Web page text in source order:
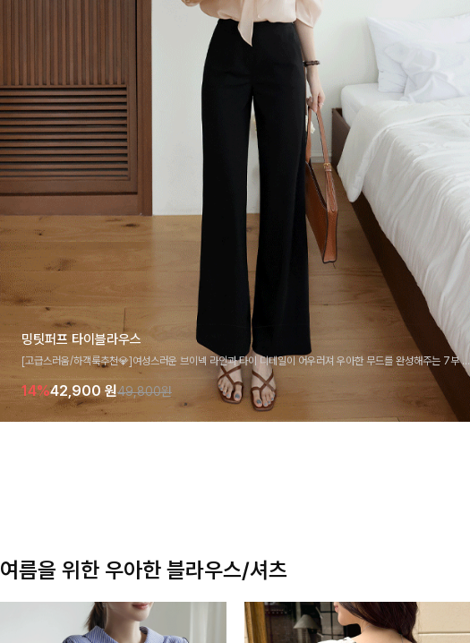
밍팃퍼프 타이블라우스
[고급스러움/하객룩추천💎]여성스러운 브이넥 라인과 타이 디테일이 어우러져 우아한 무드를 완성해주는 7부 블
라우스 🤍 여유로운 7부 소매로 편안하게 착용되며 데일리룩부터 출근룩, 하객룩까지 세련된 스타일링을 연출하
기 좋은 아이템이에요
14%42,900 원49,800원
여름을 위한 우아한 블라우스/셔츠